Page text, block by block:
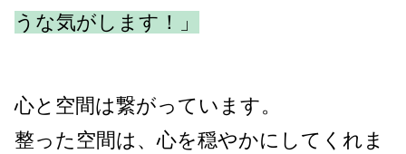
うな気がします！」
心と空間は繋がっています。
整った空間は、心を穏やかにしてくれま